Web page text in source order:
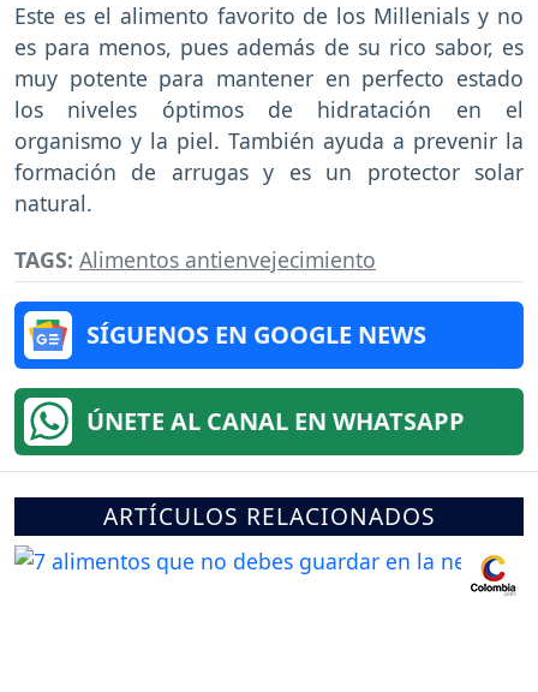
Este es el alimento favorito de los Millenials y no
es para menos, pues además de su rico sabor, es
muy potente para mantener en perfecto estado
los niveles óptimos de hidratación en el
organismo y la piel. También ayuda a prevenir la
formación de arrugas y es un protector solar
natural.
TAGS: Alimentos antienvejecimiento
SÍGUENOS EN GOOGLE NEWS
ÚNETE AL CANAL EN WHATSAPP
ARTÍCULOS RELACIONADOS